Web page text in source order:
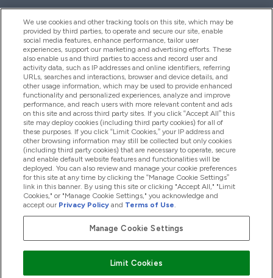
Hilfe Und Informationen
Produkte
Unternehmensinformationen
Angebote
2026 The Hut.com Ltd
We use cookies and other tracking tools on this site, which may be
provided by third parties, to operate and secure our site, enable
social media features, enhance performance, tailor user
experiences, support our marketing and advertising efforts. These
also enable us and third parties to access and record user and
activity data, such as IP addresses and online identifiers, referring
URLs, searches and interactions, browser and device details, and
other usage information, which may be used to provide enhanced
functionality and personalized experiences, analyze and improve
performance, and reach users with more relevant content and ads
on this site and across third party sites. If you click “Accept All” this
site may deploy cookies (including third party cookies) for all of
these purposes. If you click “Limit Cookies,” your IP address and
other browsing information may still be collected but only cookies
(including third party cookies) that are necessary to operate, secure
and enable default website features and functionalities will be
deployed. You can also review and manage your cookie preferences
for this site at any time by clicking the “Manage Cookie Settings”
link in this banner. By using this site or clicking "Accept All," "Limit
Cookies," or "Manage Cookie Settings," you acknowledge and
accept our Privacy Policy and Terms of Use.
Manage Cookie Settings
Limit Cookies